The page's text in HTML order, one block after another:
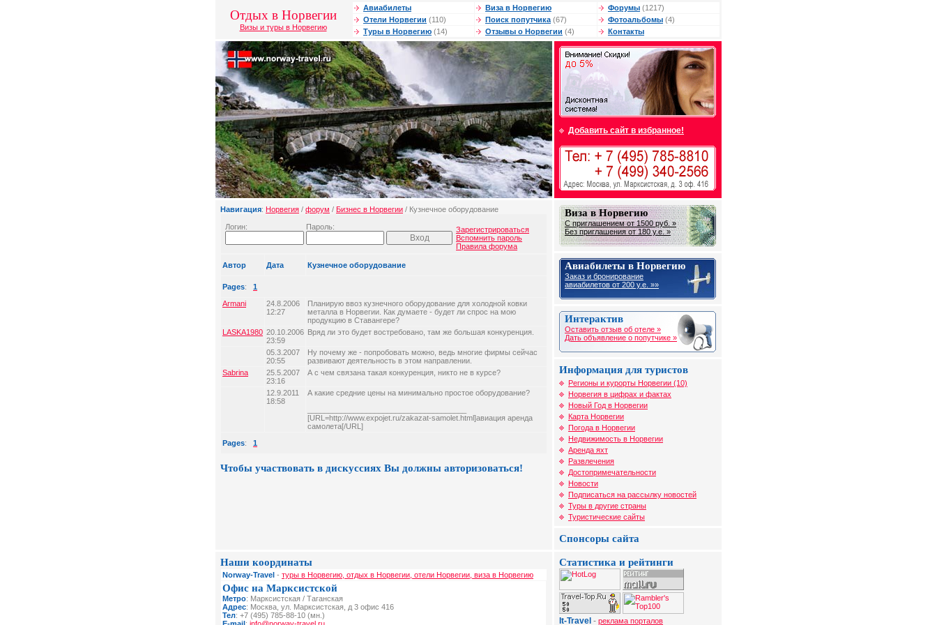
Отдых в Норвегии
Визы и туры в Норвегию
Авиабилеты Виза в Норвегию Форумы (1217)
Отели Норвегии (110) Поиск попутчика (67) Фотоальбомы (4)
Туры в Норвегию (14) Отзывы о Норвегии (4) Контакты
Добавить сайт в избранное!
Навигация: Норвегия / форум / Бизнес в Норвегии / Кузнечное оборудование
Логин: Пароль:
Зарегистрироваться
Вспомнить пароль
Правила форума
Автор Дата Кузнечное оборудование
Pages: 1
Armani
24.8.2006
12:27
Планирую ввоз кузнечного оборудование для холодной ковки
металла в Норвегии. Как думаете - будет ли спрос на мою
продукцию в Ставангере?
LASKA1980 20.10.2006
23:59
Вряд ли это будет востребовано, там же большая конкуренция.
05.3.2007
20:55
Ну почему же - попробовать можно, ведь многие фирмы сейчас
развивают деятельность в этом направлении.
Sabrina
25.5.2007
23:16
А с чем связана такая конкуренция, никто не в курсе?
12.9.2011
18:58
А какие средние цены на минимально простое оборудование?
[URL=http://www.expojet.ru/zakazat-samolet.html]авиация аренда
самолета[/URL]
Pages: 1
Чтобы участвовать в дискуссиях Вы должны авторизоваться!
Виза в Норвегию
С приглашением от 1500 руб. »
Без приглашения от 180 у.е. »
Авиабилеты в Норвегию
Заказ и бронирование
авиабилетов от 200 у.е. »»
Интерактив
Оставить отзыв об отеле »
Дать объявление о попутчике »
Информация для туристов
Регионы и курорты Норвегии (10)
Норвегия в цифрах и фактах
Новый Год в Норвегии
Карта Норвегии
Погода в Норвегии
Недвижимость в Норвегии
Аренда яхт
Развлечения
Достопримечательности
Новости
Подписаться на рассылку новостей
Туры в другие страны
Туристические сайты
Спонсоры сайта
Наши координаты
Norway-Travel - туры в Норвегию, отдых в Норвегии, отели Норвегии, виза в Норвегию
Офис на Марксистской
Метро: Марксистская / Таганская
Адрес: Москва, ул. Марксистская, д 3 офис 416
Тел: +7 (495) 785-88-10 (мн.)
Статистика и рейтинги
It-Travel - реклама порталов